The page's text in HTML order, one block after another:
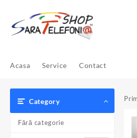
content
Acasa Service Contact
Category
Fără categorie